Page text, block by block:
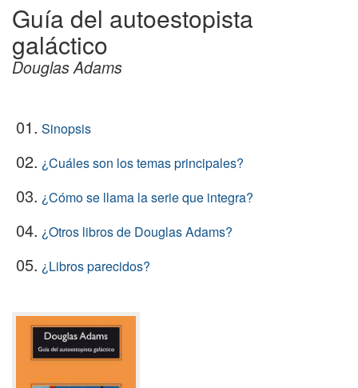
Guía del autoestopista
galáctico
Douglas Adams
01. Sinopsis
02. ¿Cuáles son los temas principales?
03. ¿Cómo se llama la serie que integra?
04. ¿Otros libros de Douglas Adams?
05. ¿Libros parecidos?